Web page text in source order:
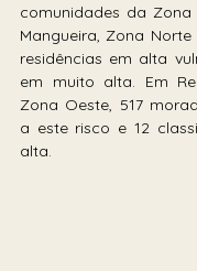
comunidades da
Mangueira, Zona Norte
residências em alta
em muito alta. Em
Zona Oeste, 517
a este risco e 12
alta.